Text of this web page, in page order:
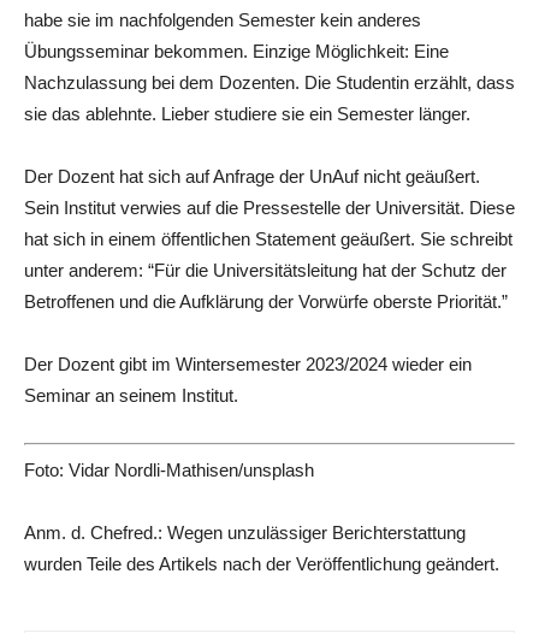
habe sie im nachfolgenden Semester kein anderes
Übungsseminar bekommen. Einzige Möglichkeit: Eine
Nachzulassung bei dem Dozenten. Die Studentin erzählt, dass
sie das ablehnte. Lieber studiere sie ein Semester länger.
Der Dozent hat sich auf Anfrage der UnAuf nicht geäußert.
Sein Institut verwies auf die Pressestelle der Universität. Diese
hat sich in einem öffentlichen Statement geäußert. Sie schreibt
unter anderem: “Für die Universitätsleitung hat der Schutz der
Betroffenen und die Aufklärung der Vorwürfe oberste Priorität.”
Der Dozent gibt im Wintersemester 2023/2024 wieder ein
Seminar an seinem Institut.
Foto: Vidar Nordli-Mathisen/unsplash
Anm. d. Chefred.: Wegen unzulässiger Berichterstattung
wurden Teile des Artikels nach der Veröffentlichung geändert.